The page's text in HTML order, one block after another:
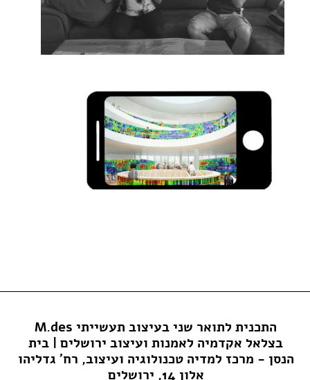
התכנית לתואר שני בעיצוב תעשייתי M.des
בצלאל אקדמיה לאמנות ועיצוב ירושלים | בית
הנסן - מרכז למדיה טכנולוגיה ועיצוב, רח' גדליהו
אלון 14, ירושלים